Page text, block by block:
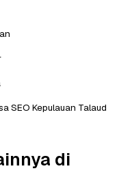
SEO Kepulauan Talaud
di